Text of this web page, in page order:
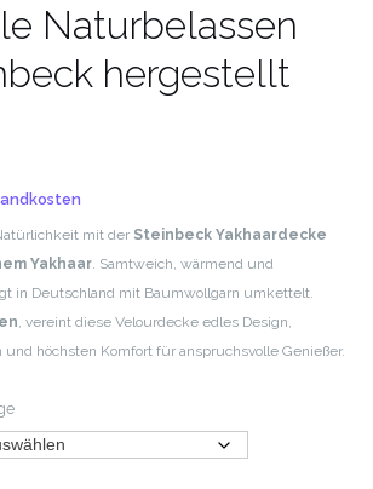
Naturbelassen
hergestellt
mit der Steinbeck Yakhaardecke
Yakhaar. Samtweich, wärmend und
in Deutschland mit Baumwollgarn umkettelt.
, vereint diese Velourdecke edles Design,
höchsten Komfort für anspruchsvolle Genießer.